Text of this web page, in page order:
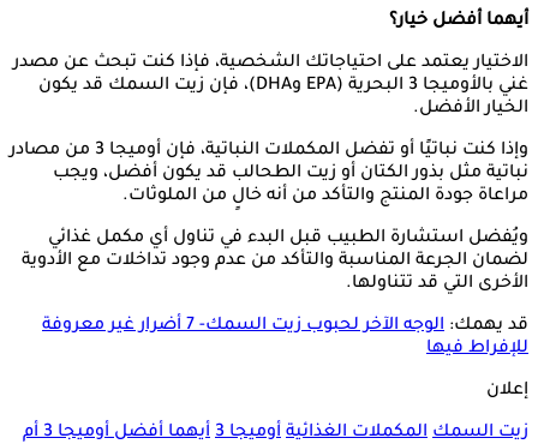
أيهما أفضل خيار؟
الاختيار يعتمد على احتياجاتك الشخصية، فإذا كنت تبحث عن مصدر
غني بالأوميجا 3 البحرية (EPA وDHA)، فإن زيت السمك قد يكون
الخيار الأفضل.
وإذا كنت نباتيًا أو تفضل المكملات النباتية، فإن أوميجا 3 من مصادر
نباتية مثل بذور الكتان أو زيت الطحالب قد يكون أفضل، ويجب
مراعاة جودة المنتج والتأكد من أنه خالٍ من الملوثات.
ويُفضل استشارة الطبيب قبل البدء في تناول أي مكمل غذائي
لضمان الجرعة المناسبة والتأكد من عدم وجود تداخلات مع الأدوية
الأخرى التي قد تتناولها.
قد يهمك:
الوجه الآخر لحبوب زيت السمك- 7 أضرار غير معروفة
للإفراط فيها
إعلان
زيت السمك المكملات الغذائية أوميجا 3
أيهما أفضل أوميجا 3 أم